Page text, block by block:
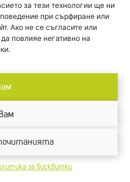
за тези технологии ще ни
при сърфиране или
Ако не се съгласите или
повлияе негативно на
за бисквитки